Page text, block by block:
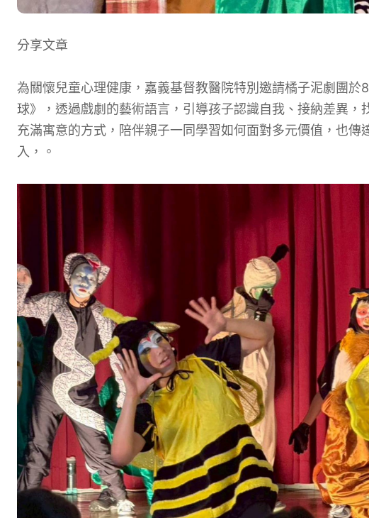
分享文章
為關懷兒童心理健康，嘉義基督教醫院特別邀請橘子泥劇團
球》，透過戲劇的藝術語言，引導孩子認識自我、接納差異
充滿寓意的方式，陪伴親子一同學習如何面對多元價值，也
入，。